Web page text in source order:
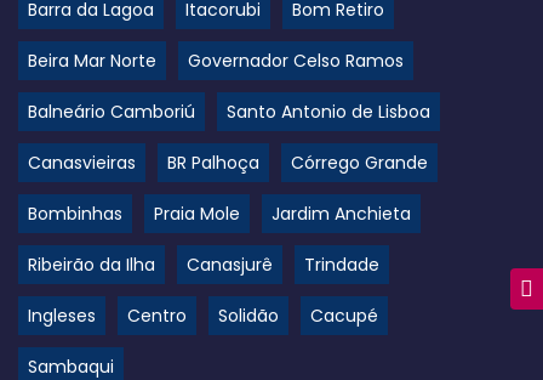
Barra da Lagoa Itacorubi Bom Retiro
Beira Mar Norte Governador Celso Ramos
Balneário Camboriú Santo Antonio de Lisboa
Canasvieiras BR Palhoça Córrego Grande
Bombinhas Praia Mole Jardim Anchieta
Ribeirão da Ilha Canasjurê Trindade
Ingleses Centro Solidão Cacupé
Sambaqui